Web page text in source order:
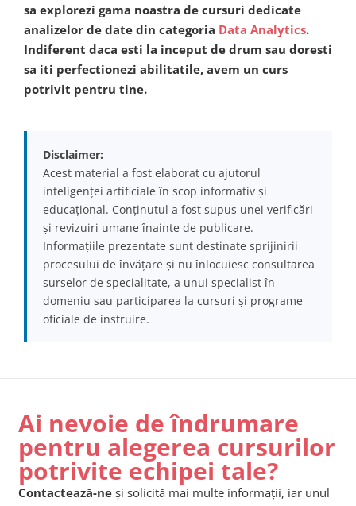
sa explorezi gama noastra de cursuri dedicate
analizelor de date din categoria Data Analytics.
Indiferent daca esti la inceput de drum sau doresti
sa iti perfectionezi abilitatile, avem un curs
potrivit pentru tine.
Disclaimer:
Acest material a fost elaborat cu ajutorul
inteligenței artificiale în scop informativ și
educațional. Conținutul a fost supus unei verificări
și revizuiri umane înainte de publicare.
Informațiile prezentate sunt destinate sprijinirii
procesului de învățare și nu înlocuiesc consultarea
surselor de specialitate, a unui specialist în
domeniu sau participarea la cursuri și programe
oficiale de instruire.
Ai nevoie de îndrumare
pentru alegerea cursurilor
potrivite echipei tale?
Contactează-ne și solicită mai multe informații, iar unul